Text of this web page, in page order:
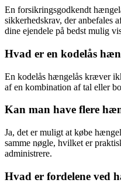
En forsikringsgodkendt
sikkerhedskrav, der anbefales
dine ejendele på bedst mulig
Hvad er en kodelås
En kodelås hængelås kræver
af en kombination af tal eller
Kan man have flere
Ja, det er muligt at købe
samme nøgle, hvilket er
administrere.
Hvad er fordelene ved